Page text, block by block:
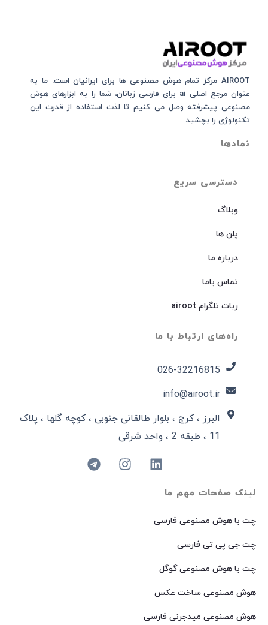
لینک صفحات مهم ما
چت با هوش مصنوعی فارسی
چت جی پی تی فارسی
چت با هوش مصنوعی گوگل
هوش مصنوعی ساخت عکس
هوش مصنوعی میدجرنی فارسی
دسترسی سریع
وبلاگ
پلن ها
درباره ما
تماس باما
ربات تلگرام airoot
راه‌های ارتباط با ما
026-32216815​
info@airoot.ir
البرز ، کرج ، بلوار طالقانی جنوبی ، کوچه گلها ، پلاک
11 ، طبقه 2 ، واحد شرقی
AIROOT مرکز تمام هوش مصنوعی‌‌‌ ها برای ایرانیان است. ما به
عنوان مرجع اصلی ai برای فارسی زبانان، شما را به ابزارهای هوش
مصنوعی پیشرفته وصل می کنیم تا لذت استفاده از قدرت این
تکنولوژی را بچشید.
نمادها